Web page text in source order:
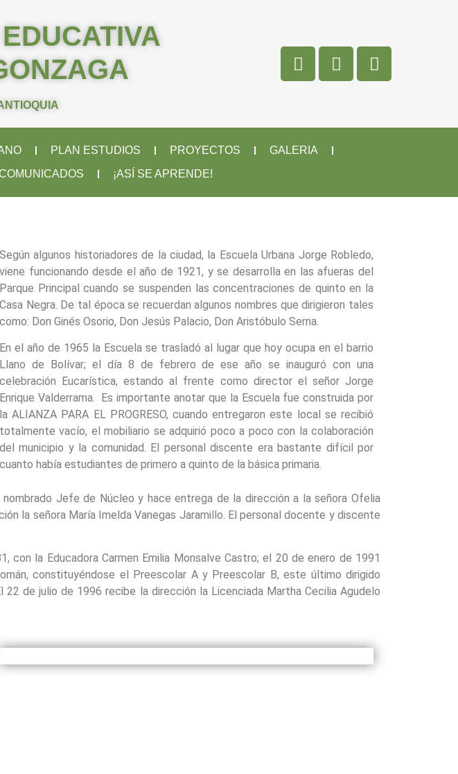
PLAN ESTUDIOS PROYECTOS
GALERIA
¡ASÍ SE APRENDE!
Según algunos historiadores de la ciudad, la Escuela Urbana Jorge Robledo,
viene funcionando desde el año de 1921, y se desarrolla en las afueras del
Parque Principal cuando se suspenden las concentraciones de quinto en la
Casa Negra. De tal época se recuerdan algunos nombres que dirigieron tales
como: Don Ginés Osorio, Don Jesús Palacio, Don Aristóbulo Serna.
En el año de 1965 la Escuela se trasladó al lugar que hoy ocupa en el barrio
Llano de Bolívar; el día 8 de febrero de ese año se inauguró con una
celebración Eucarística, estando al frente como director el señor Jorge
Enrique Valderrama. Es importante anotar que la Escuela fue construida por
la ALIANZA PARA EL PROGRESO, cuando entregaron este local se recibió
totalmente vacío, el mobiliario se adquirió poco a poco con la colaboración
del municipio y la comunidad. El personal discente era bastante difícil por
cuanto había estudiantes de primero a quinto de la básica primaria.
Jefe de Núcleo y hace entrega de la dirección a la señora Ofelia
la señora María Imelda Vanegas Jaramillo. El personal docente y discente
la Educadora Carmen Emilia Monsalve Castro; el 20 de enero de 1991
constituyéndose el Preescolar A y Preescolar B, este último dirigido
de julio de 1996 recibe la dirección la Licenciada Martha Cecilia Agudelo